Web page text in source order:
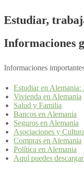
Estudiar,
Informaciones
Informaciones
Estudiar en Alemania:
Vivienda en Alemania
Salud y Familia
Bancos en Alemania
Seguros en Alemania
Asociaciones y Cultura
Compras en Alemania
Política en Alemania
Aquí puedes